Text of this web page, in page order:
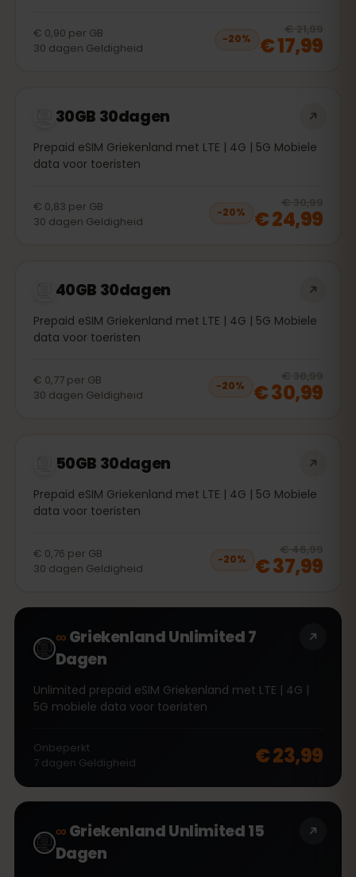
€ 0,90 per GB
30 dagen Geldigheid
−20%
€ 21,99
€ 17,99
30GB 30dagen
Prepaid eSIM Griekenland met LTE | 4G | 5G Mobiele
data voor toeristen
€ 0,83 per GB
30 dagen Geldigheid
−20%
€ 30,99
€ 24,99
40GB 30dagen
Prepaid eSIM Griekenland met LTE | 4G | 5G Mobiele
data voor toeristen
€ 0,77 per GB
30 dagen Geldigheid
−20%
€ 38,99
€ 30,99
50GB 30dagen
Prepaid eSIM Griekenland met LTE | 4G | 5G Mobiele
data voor toeristen
€ 0,76 per GB
30 dagen Geldigheid
−20%
€ 46,99
€ 37,99
∞Griekenland Unlimited 7
Dagen
Unlimited prepaid eSIM Griekenland met LTE | 4G |
5G mobiele data voor toeristen
Onbeperkt
7 dagen Geldigheid € 23,99
∞Griekenland Unlimited 15
Dagen